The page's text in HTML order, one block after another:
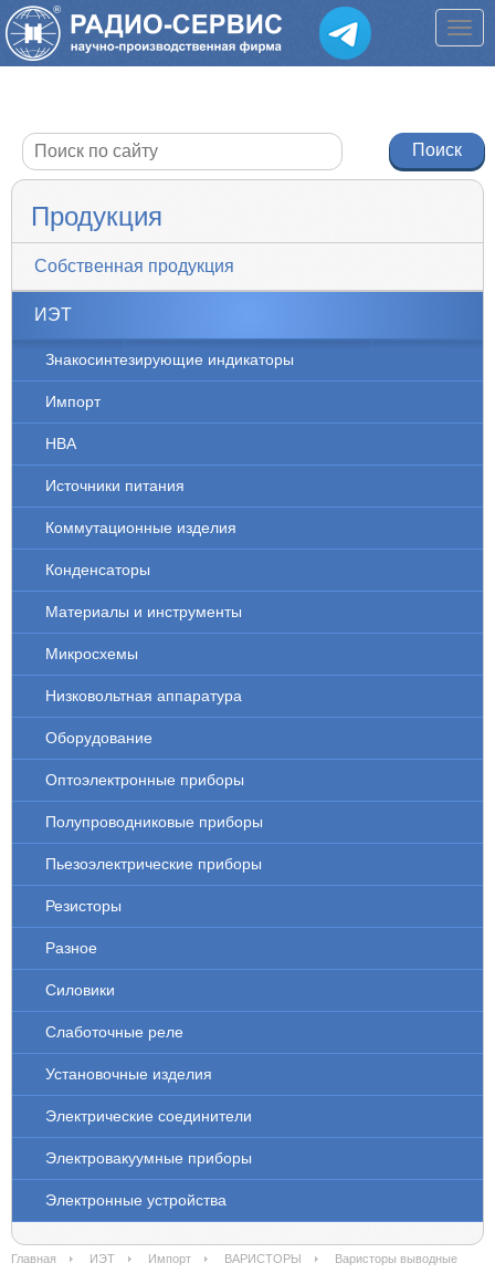
Продукция
Собственная продукция
ИЭТ
Знакосинтезирующие индикаторы
Импорт
НВА
Источники питания
Коммутационные изделия
Конденсаторы
Материалы и инструменты
Микросхемы
Низковольтная аппаратура
Оборудование
Оптоэлектронные приборы
Полупроводниковые приборы
Пьезоэлектрические приборы
Резисторы
Разное
Силовики
Слаботочные реле
Установочные изделия
Электрические соединители
Электровакуумные приборы
Электронные устройства
Главная ИЭТ Импорт ВАРИСТОРЫ Варисторы выводные